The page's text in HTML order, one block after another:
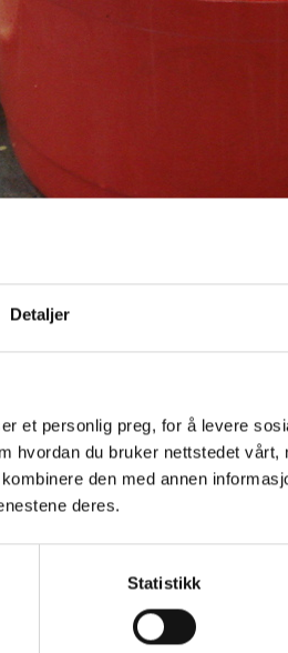
Detaljer
et personlig preg, for å levere
hvordan du bruker nettstedet vårt,
den med annen
deres.
Statistikk
rykende fersk kopp kakao i
i panna. Så et til. Og et til.
stopper av seg selv og
gulvet. Lekker det fra flere